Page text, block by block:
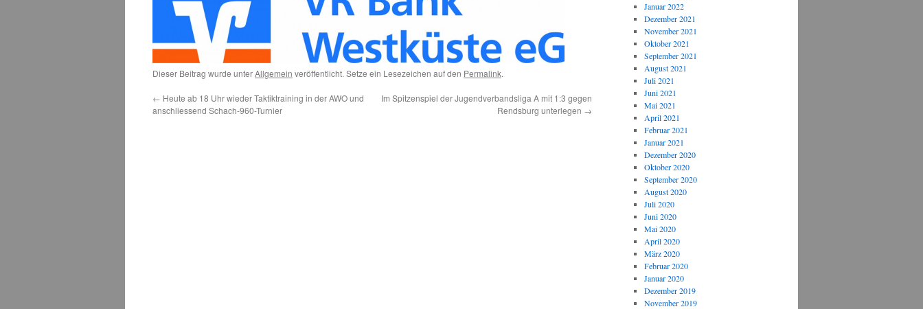
Dieser Beitrag wurde unterAllgemein veröffentlicht. Setze ein Lesezeichen auf den Permalink.
← Heute ab 18 Uhr wieder Taktiktraining in der AWO und
anschliessend Schach-960-Turnier
Im Spitzenspiel der Jugendverbandsliga A mit 1:3 gegen
Rendsburg unterlegen →
Januar 2022
Dezember 2021
November 2021
Oktober 2021
September 2021
August 2021
Juli 2021
Juni 2021
Mai 2021
April 2021
Februar 2021
Januar 2021
Dezember 2020
Oktober 2020
September 2020
August 2020
Juli 2020
Juni 2020
Mai 2020
April 2020
März 2020
Februar 2020
Januar 2020
Dezember 2019
November 2019